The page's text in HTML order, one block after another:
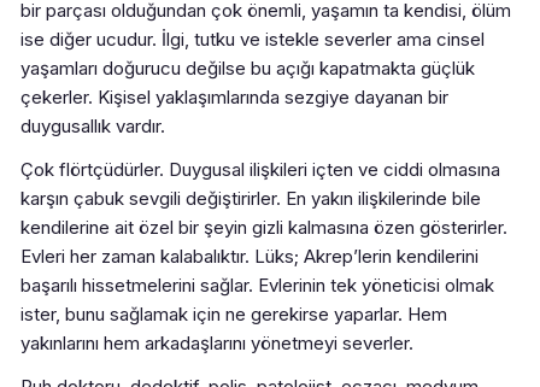
bir parçası olduğundan çok önemli, yaşamın ta kendisi, ölüm
ise diğer ucudur. İlgi, tutku ve istekle severler ama cinsel
yaşamları doğurucu değilse bu açığı kapatmakta güçlük
çekerler. Kişisel yaklaşımlarında sezgiye dayanan bir
duygusallık vardır.
Çok flörtçüdürler. Duygusal ilişkileri içten ve ciddi olmasına
karşın çabuk sevgili değiştirirler. En yakın ilişkilerinde bile
kendilerine ait özel bir şeyin gizli kalmasına özen gösterirler.
Evleri her zaman kalabalıktır. Lüks; Akrep’lerin kendilerini
başarılı hissetmelerini sağlar. Evlerinin tek yöneticisi olmak
ister, bunu sağlamak için ne gerekirse yaparlar. Hem
yakınlarını hem arkadaşlarını yönetmeyi severler.